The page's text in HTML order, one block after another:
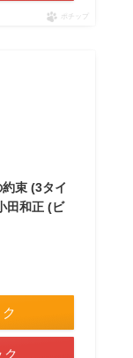
ポチップ
束 (3タイ
田和正 (ビ